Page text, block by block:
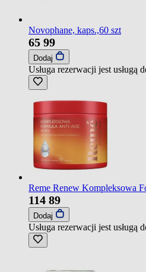
Novophane, kaps.,60 szt
65 99
Dodaj
Usługa rezerwacji jest usługą
Reme Renew Kompleksowa
114 89
Dodaj
Usługa rezerwacji jest usługą